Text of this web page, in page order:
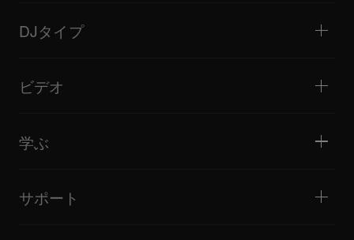
DJミキサー
オールインワンDJシステム
DJサンプラー
DJエフェクター
モニタースピーカー
ポータブルDJスピーカー
DJタイプ
ライブストリーミング
ミニクラブ / バー・ラウンジ
バトル / パフォーマンス
音楽制作
ビデオ
チュートリアル
ヒント・テクニック
カルチャー
ドキュメンタリー
学ぶ
DJスクール
Open format/Hip Hop DJにお勧めの製品
サポート